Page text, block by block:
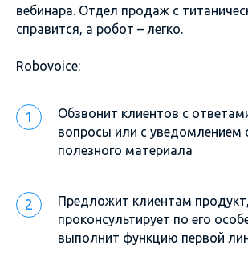
вебинара. Отдел продаж с
справится, а робот – легко.
Robovoice:
Обзвонит клиентов с
вопросы или с уведомлением
полезного материала
Предложит клиентам продукт,
проконсультирует по его
выполнит функцию первой